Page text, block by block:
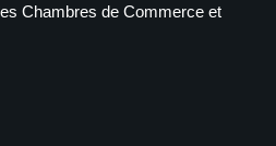
Chambres de Commerce et